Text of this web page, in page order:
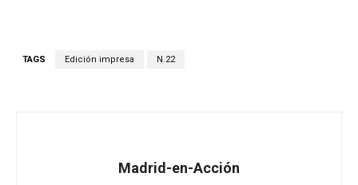
TAGS Edición impresa N.22
Madrid-en-Acción